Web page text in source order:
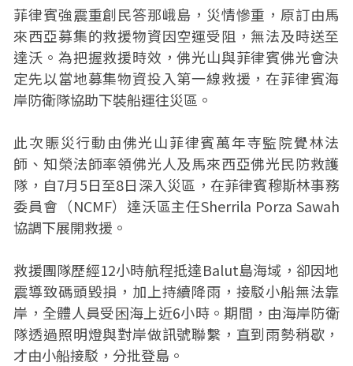
菲律賓強震重創民答那峨島，災情慘重，原訂由馬
來西亞募集的救援物資因空運受阻，無法及時送至
達沃。為把握救援時效，佛光山與菲律賓佛光會決
定先以當地募集物資投入第一線救援，在菲律賓海
岸防衛隊協助下裝船運往災區。
此次賑災行動由佛光山菲律賓萬年寺監院覺林法
師、知榮法師率領佛光人及馬來西亞佛光民防救護
隊，自7月5日至8日深入災區，在菲律賓穆斯林事務
委員會（NCMF）達沃區主任Sherrila Porza Sawah
協調下展開救援。
救援團隊歷經12小時航程抵達Balut島海域，卻因地
震導致碼頭毀損，加上持續降雨，接駁小船無法靠
岸，全體人員受困海上近6小時。期間，由海岸防衛
隊透過照明燈與對岸做訊號聯繫，直到雨勢稍歇，
才由小船接駁，分批登島。